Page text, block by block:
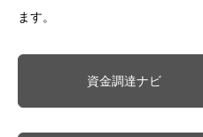
ます。
資金調達ナビ